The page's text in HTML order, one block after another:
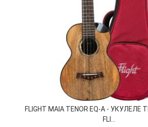
FLIGHT MAIA TENOR EQ-A - УКУЛЕЛЕ
FLI...